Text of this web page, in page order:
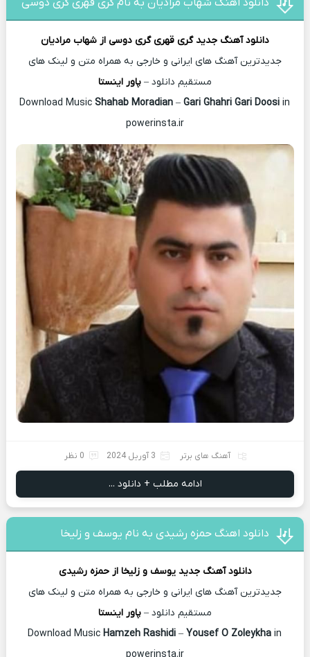
دانلود اهنگ شهاب مرادیان به نام گری قهری گری دوسی
دانلود آهنگ جدید گری قهری گری دوسی از شهاب مرادیان
جدیدترین آهنگ های ایرانی و خارجی به همراه متن و لینک های
مستقیم دانلود – پاور اینستا
Shahab Moradian – Gari Ghahri Gari Doosi in
powerinsta.ir
آهنگ های برتر 3 آوریل 2024 0 نظر
ادامه مطلب + دانلود ...
دانلود اهنگ حمزه رشیدی به نام یوسف و زلیخا
دانلود آهنگ جدید یوسف و زلیخا ازحمزه رشیدی
جدیدترین آهنگ های ایرانی و خارجی به همراه متن و لینک های
مستقیم دانلود – پاور اینستا
Hamzeh Rashidi – Yousef O Zoleykha in